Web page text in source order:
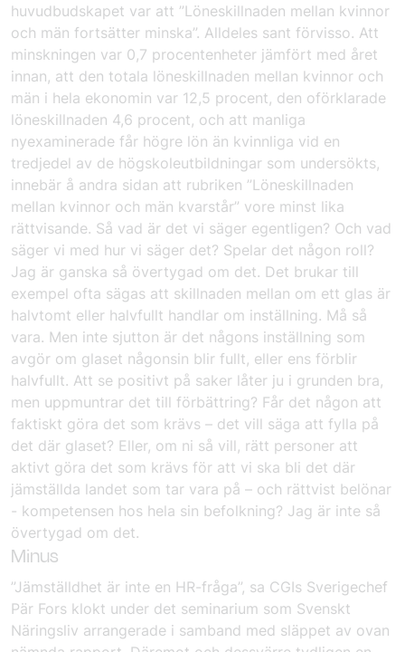
huvudbudskapet var att ”Löneskillnaden mellan kvinnor
och män fortsätter minska”. Alldeles sant förvisso. Att
minskningen var 0,7 procentenheter jämfört med året
innan, att den totala löneskillnaden mellan kvinnor och
män i hela ekonomin var 12,5 procent, den oförklarade
löneskillnaden 4,6 procent, och att manliga
nyexaminerade får högre lön än kvinnliga vid en
tredjedel av de högskoleutbildningar som undersökts,
innebär å andra sidan att rubriken ”Löneskillnaden
mellan kvinnor och män kvarstår” vore minst lika
rättvisande. Så vad är det vi säger egentligen? Och vad
säger vi med hur vi säger det? Spelar det någon roll?
Jag är ganska så övertygad om det. Det brukar till
exempel ofta sägas att skillnaden mellan om ett glas är
halvtomt eller halvfullt handlar om inställning. Må så
vara. Men inte sjutton är det någons inställning som
avgör om glaset någonsin blir fullt, eller ens förblir
halvfullt. Att se positivt på saker låter ju i grunden bra,
men uppmuntrar det till förbättring? Får det någon att
faktiskt göra det som krävs – det vill säga att fylla på
det där glaset? Eller, om ni så vill, rätt personer att
aktivt göra det som krävs för att vi ska bli det där
jämställda landet som tar vara på – och rättvist belönar
- kompetensen hos hela sin befolkning? Jag är inte så
övertygad om det.
Minus
”Jämställdhet är inte en HR-fråga”, sa CGIs Sverigechef
Pär Fors klokt under det seminarium som Svenskt
Näringsliv arrangerade i samband med släppet av ovan